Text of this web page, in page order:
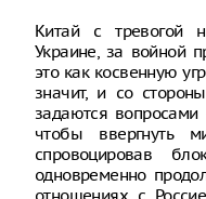
Китай с тревогой
Украине, за войной
это как косвенную
значит, и со
задаются
чтобы ввергнуть
спровоцировав
одновременно